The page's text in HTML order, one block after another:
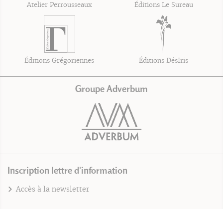
Atelier Perrousseaux Éditions Le Sureau
Éditions Grégoriennes Éditions DésIris
Groupe Adverbum
Inscription lettre d'information
Accès à la newsletter